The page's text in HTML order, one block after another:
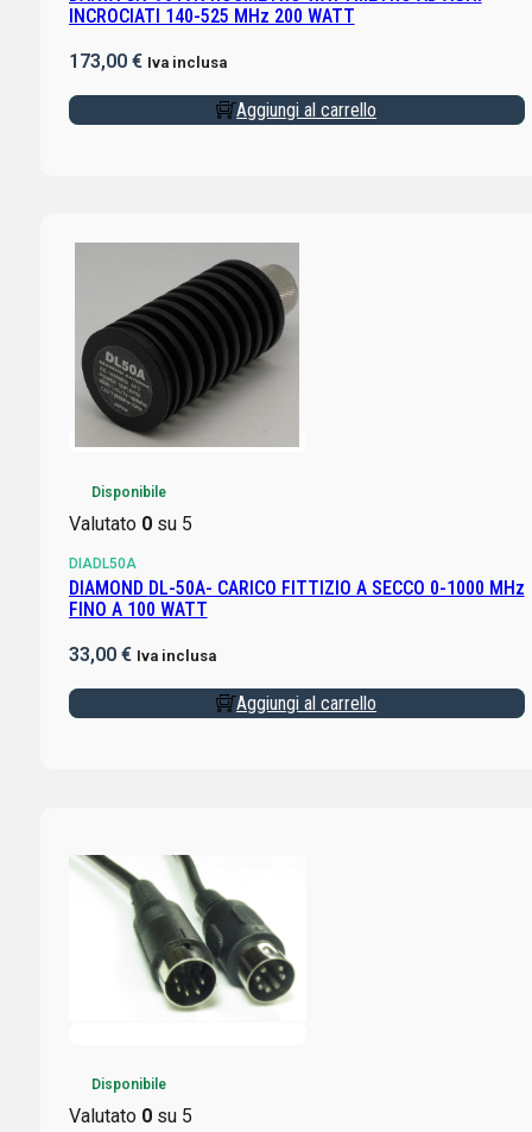
INCROCIATI 140-525 MHz 200 WATT
173,00 € Iva inclusa
Aggiungi al carrello
Disponibile
Valutato 0su 5
DIADL50A
DIAMOND DL-50A- CARICO FITTIZIO A SECCO 0-1000 MHz
FINO A 100 WATT
33,00 € Iva inclusa
Aggiungi al carrello
Disponibile
Valutato 0su 5